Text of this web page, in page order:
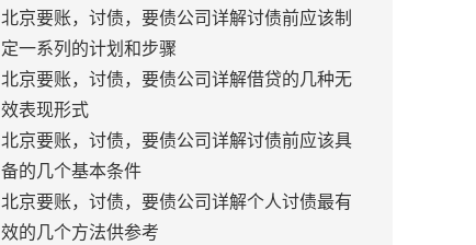
北京要账，讨债，要债公司详解讨债前应该制
定一系列的计划和步骤
北京要账，讨债，要债公司详解借贷的几种无
效表现形式
北京要账，讨债，要债公司详解讨债前应该具
备的几个基本条件
北京要账，讨债，要债公司详解个人讨债最有
效的几个方法供参考